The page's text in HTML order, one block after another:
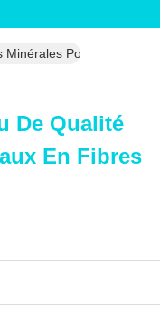
Pour Bureaux
De Qualité
En Fibres